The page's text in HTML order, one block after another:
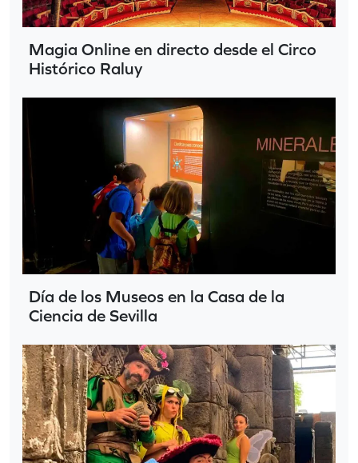
Magia Online en directo desde el Circo
Histórico Raluy
Día de los Museos en la Casa de la
Ciencia de Sevilla